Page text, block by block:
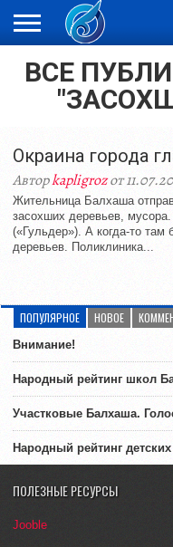
ЖАҢАЛЫҚТАР
НОВОСТИ
ВИДЕО
ФОТОРЕПОРТАЖИ
ОРКЕН
LIVETV
ВСЕ
Окраина города
Авторkapligrozот
Жительница Балхаша
засохших деревьев,
(«Гульдер»). А когда-то
деревьев. Поликлиника...
ПОПУЛЯРНОЕ НОВОЕ
Внимание!
Народный рейтинг школ
Участковые Балхаша.
Народный рейтинг
ПОЛЕЗНЫЕ РЕСУРСЫ
Jooble